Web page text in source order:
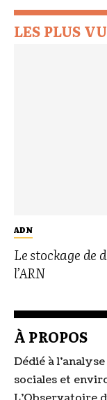
LES PLUS
ADN
Le stockage de
l’ARN
À PROPOS
Dédié à
sociales et